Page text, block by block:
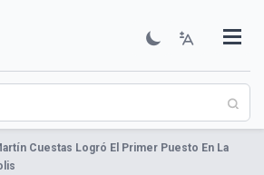
Cuestas Logró El Primer Puesto En La